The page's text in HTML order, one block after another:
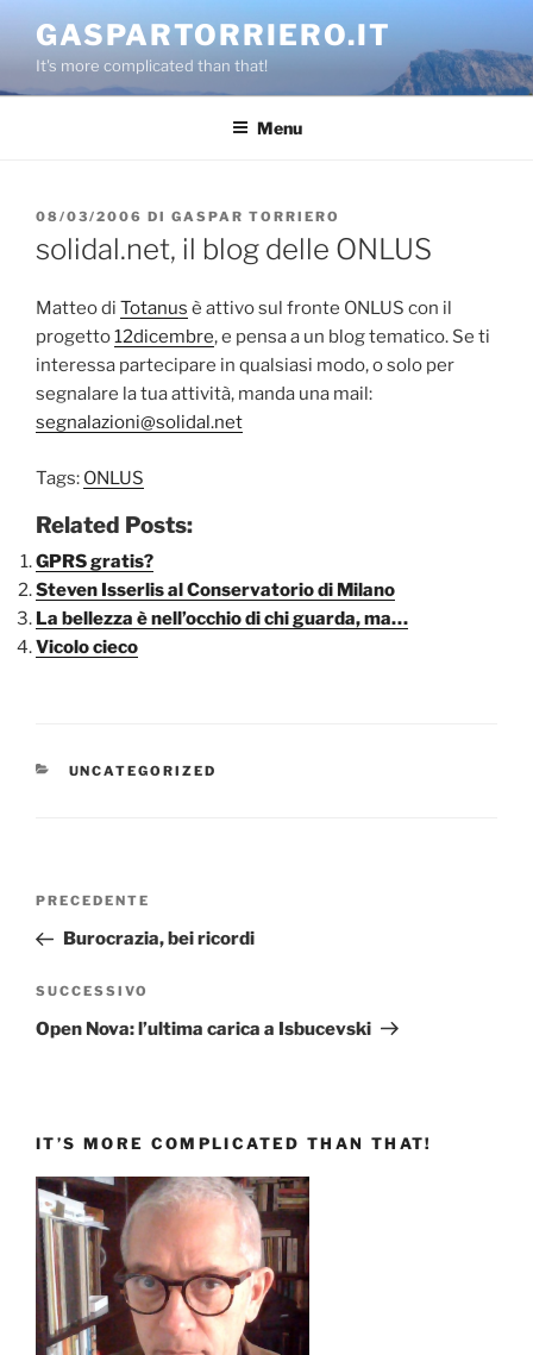
contenuto
GASPARTORRIERO.IT
It's more complicated than that!
Menu
PUBBLICATO
08/03/2006 DI GASPAR TORRIERO
solidal.net, il blog delle ONLUS
Matteo di Totanus è attivo sul fronte ONLUS con il
progetto12dicembre, e pensa a un blog tematico. Se ti
interessa partecipare in qualsiasi modo, o solo per
segnalare la tua attività, manda una mail:
segnalazioni@solidal.net
Tags: ONLUS
Related Posts:
GPRS gratis?
Steven Isserlis al Conservatorio di Milano
La bellezza è nell’occhio di chi guarda, ma…
Vicolo cieco
CATEGORIE
UNCATEGORIZED
Navigazione
Articolo
precedente:
PRECEDENTE
Burocrazia, bei ricordi
Articolo
successivo
SUCCESSIVO
Open Nova: l’ultima carica a Isbucevski
IT’S MORE COMPLICATED THAN THAT!